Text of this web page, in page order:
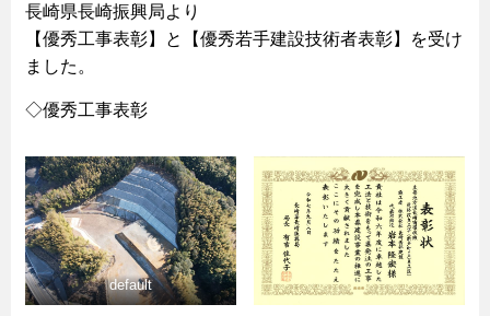
長崎県長崎振興局より
【優秀工事表彰】と【優秀若手建設技術者表彰】を受け
ました。
◇優秀工事表彰
default